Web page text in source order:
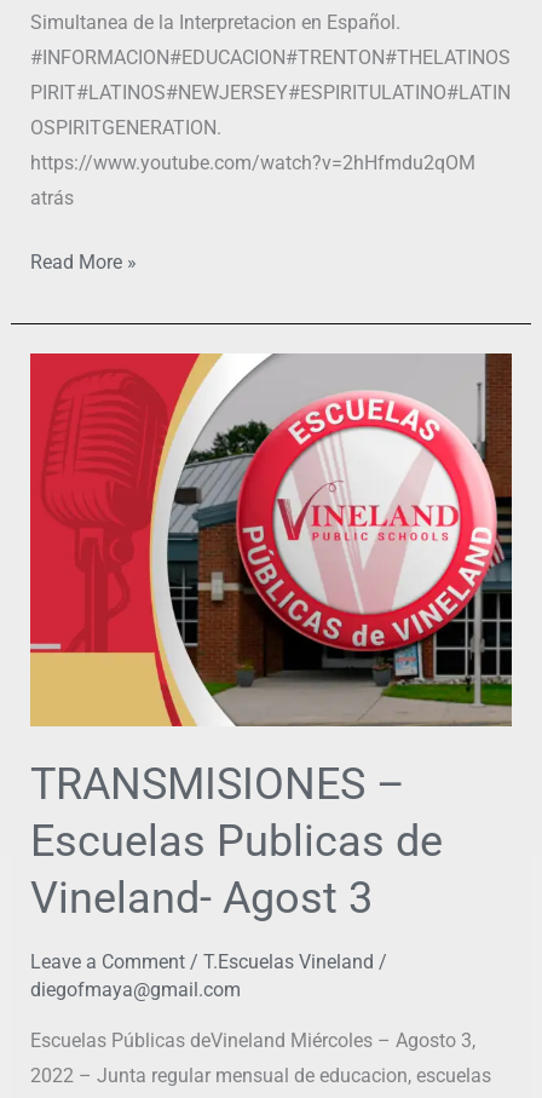
Simultanea de la Interpretacion en Español.
#INFORMACION#EDUCACION#TRENTON#THELATINOS
PIRIT#LATINOS#NEWJERSEY#ESPIRITULATINO#LATIN
OSPIRITGENERATION.
https://www.youtube.com/watch?v=2hHfmdu2qOM
atrás
Read More »
TRANSMISIONES –
Escuelas Publicas de
Vineland- Agost 3
Leave a Comment / T.Escuelas Vineland /
diegofmaya@gmail.com
Escuelas Públicas deVineland Miércoles – Agosto 3,
2022 – Junta regular mensual de educacion, escuelas
TRANSMISIONES
Escuelas
Publicas
de
Vineland-